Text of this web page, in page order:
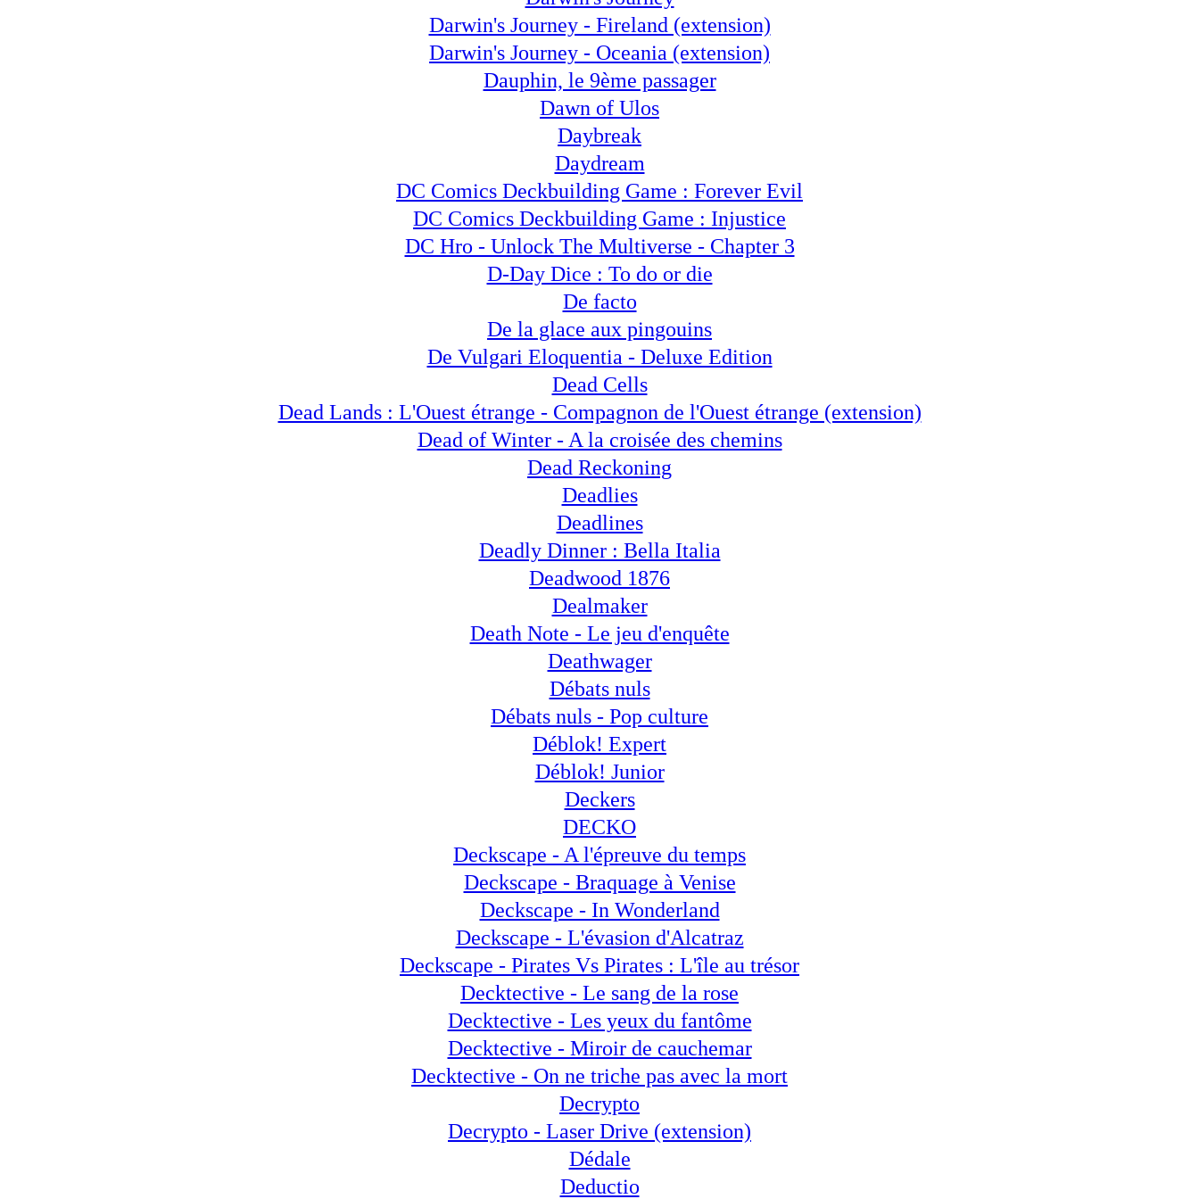
Darwin's Journey - Fireland (extension)
Darwin's Journey - Oceania (extension)
Dauphin, le 9ème passager
Dawn of Ulos
Daybreak
Daydream
DC Comics Deckbuilding Game : Forever Evil
DC Comics Deckbuilding Game : Injustice
DC Hro - Unlock The Multiverse - Chapter 3
D-Day Dice : To do or die
De facto
De la glace aux pingouins
De Vulgari Eloquentia - Deluxe Edition
Dead Cells
Dead Lands : L'Ouest étrange - Compagnon de l'Ouest étrange (extension)
Dead of Winter - A la croisée des chemins
Dead Reckoning
Deadlies
Deadlines
Deadly Dinner : Bella Italia
Deadwood 1876
Dealmaker
Death Note - Le jeu d'enquête
Deathwager
Débats nuls
Débats nuls - Pop culture
Déblok! Expert
Déblok! Junior
Deckers
DECKO
Deckscape - A l'épreuve du temps
Deckscape - Braquage à Venise
Deckscape - In Wonderland
Deckscape - L'évasion d'Alcatraz
Deckscape - Pirates Vs Pirates : L'île au trésor
Decktective - Le sang de la rose
Decktective - Les yeux du fantôme
Decktective - Miroir de cauchemar
Decktective - On ne triche pas avec la mort
Decrypto
Decrypto - Laser Drive (extension)
Dédale
Deductio